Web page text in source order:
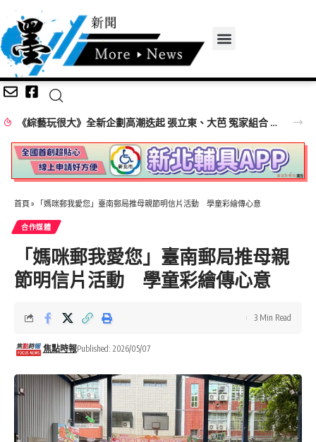
《綜藝玩很大》全新企劃高潮迭起 張立東、大芭 冤家組合 再創收視火花
首頁 » 「媽咪郵我愛您」臺南郵局推母親節明信片活動 學童彩繪傳心意
合作媒體
「媽咪郵我愛您」臺南郵局推母親
節明信片活動 學童彩繪傳心意
焦點時報Published: 2026/05/07
3 Min Read